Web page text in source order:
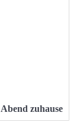
zuhause